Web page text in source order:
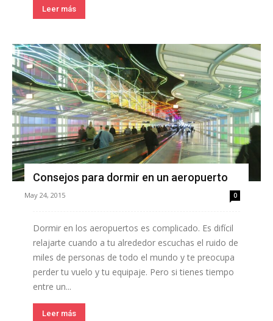
Leer más
Consejos para dormir en un aeropuerto
May 24, 2015 0
Dormir en los aeropuertos es complicado. Es difícil
relajarte cuando a tu alrededor escuchas el ruido de
miles de personas de todo el mundo y te preocupa
perder tu vuelo y tu equipaje. Pero si tienes tiempo
entre un...
Leer más